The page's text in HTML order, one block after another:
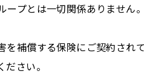
プとは一切関係ありません。
補償する保険にご契約され
さい。